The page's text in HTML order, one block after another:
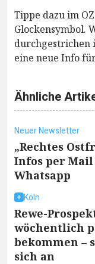
Tippe dazu im
Glockensymbol.
durchgestrichen
eine neue Info
Ähnliche
Neuer Newsletter
„Rechtes
Infos per
Whatsapp
Köln
Rewe-
wöchentlich
bekommen –
sich an